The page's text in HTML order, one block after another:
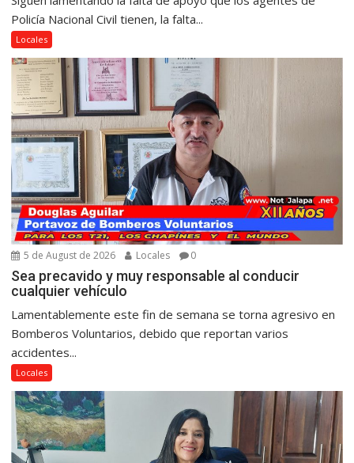
Policía Nacional Civil tienen, la falta...
Locales
5 de August de 2026 Locales 0
Sea precavido y muy responsable al conducir
cualquier vehículo
Lamentablemente este fin de semana se torna agresivo en
Bomberos Voluntarios, debido que reportan varios
accidentes...
Locales